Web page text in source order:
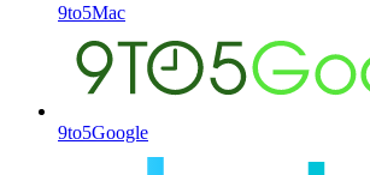
9to5Mac
9to5Google